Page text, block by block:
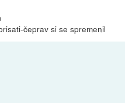
čeprav si se spremenil